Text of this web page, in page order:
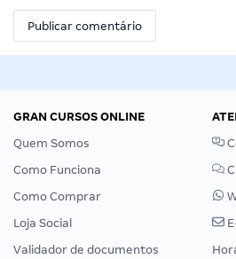
GRAN CURSOS ONLINE
Quem Somos
Como Funciona
Como Comprar
Loja Social
Validador de documentos